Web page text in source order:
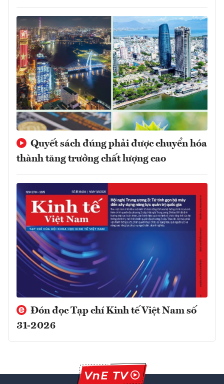
Quyết sách đúng phải được chuyển hóa
thành tăng trưởng chất lượng cao
Đón đọc Tạp chí Kinh tế Việt Nam số
31-2026